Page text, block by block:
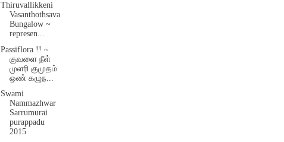
Thiruvallikkeni
Vasanthothsava
Bungalow ~
represen...
Passiflora !! ~
குவளை நீள்
முளரி குமுதம்
ஒண் கழுந...
Swami
Nammazhwar
Sarrumurai
purappadu
2015